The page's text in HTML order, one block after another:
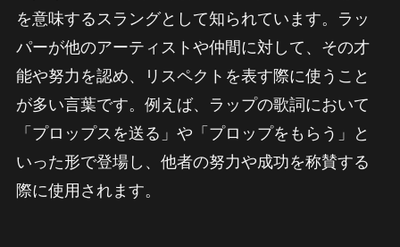
を意味するスラングとして知られています。ラッ
パーが他のアーティストや仲間に対して、その才
能や努力を認め、リスペクトを表す際に使うこと
が多い言葉です。例えば、ラップの歌詞において
「プロップスを送る」や「プロップをもらう」と
いった形で登場し、他者の努力や成功を称賛する
際に使用されます。